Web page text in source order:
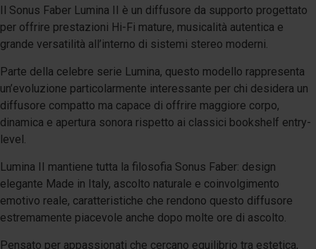
Il Sonus Faber Lumina II è un diffusore da supporto progettato
per offrire prestazioni Hi-Fi mature, musicalità autentica e
grande versatilità all’interno di sistemi stereo moderni.
Parte della celebre serie Lumina, questo modello rappresenta
un’evoluzione particolarmente interessante per chi desidera un
diffusore compatto ma capace di offrire maggiore corpo,
dinamica e apertura sonora rispetto ai classici bookshelf entry-
level.
Lumina II mantiene tutta la filosofia Sonus Faber: design
elegante Made in Italy, ascolto naturale e coinvolgimento
emotivo reale, caratteristiche che rendono questo diffusore
estremamente piacevole anche dopo molte ore di ascolto.
Pensato per appassionati che cercano equilibrio tra estetica,